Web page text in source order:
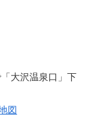
大沢温泉口」下
図